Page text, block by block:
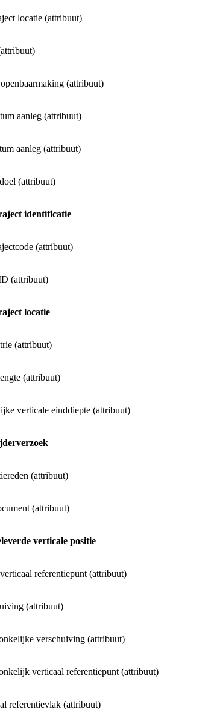
locatie (attribuut)
(attribuut)
aanleg (attribuut)
aanleg (attribuut)
(attribuut)
identificatie
(attribuut)
(attribuut)
locatie
(attribuut)
(attribuut)
verticale einddiepte (attribuut)
(attribuut)
(attribuut)
verticale positie
referentiepunt (attribuut)
(attribuut)
verschuiving (attribuut)
verticaal referentiepunt (attribuut)
referentievlak (attribuut)